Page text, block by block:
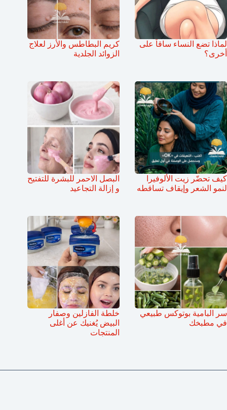
لماذا تضع النساء ساقاً على
أخرى؟
كريم البطاطس والأرز لعلاج
الزوائد الجلدية
كيف تحضّر زيت الألوفيرا
لنمو الشعر وإيقاف تساقطه
البصل الاحمر للبشرة للتفتيح
و إزالة التجاعيد
سر البامية بوتوكس طبيعي
في مطبخك
خلطة الفازلين وصفار
البيض يُغنيك عن أغلى
المنتجات